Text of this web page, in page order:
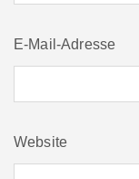
E-Mail-Adresse
Website